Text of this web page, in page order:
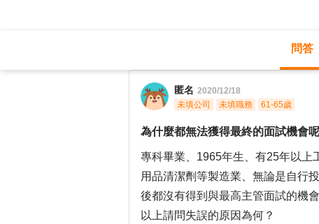
問答
匿名 2020/12/18
未填公司
未填職務 61-65歲
為什麼都無法獲得最終的面試機會
專科畢業、1965年生、有25年以上
用品清潔劑等製造業、無論是自行
後都沒有得到與最高主管面試的機會
以上請問失誤的原因為何？